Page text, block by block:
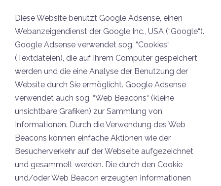
Diese Website benutzt Google Adsense, einen
Webanzeigendienst der Google Inc., USA (“Google“).
Google Adsense verwendet sog. “Cookies“
(Textdateien), die auf Ihrem Computer gespeichert
werden und die eine Analyse der Benutzung der
Website durch Sie ermöglicht. Google Adsense
verwendet auch sog. “Web Beacons“ (kleine
unsichtbare Grafiken) zur Sammlung von
Informationen. Durch die Verwendung des Web
Beacons können einfache Aktionen wie der
Besucherverkehr auf der Webseite aufgezeichnet
und gesammelt werden. Die durch den Cookie
und/oder Web Beacon erzeugten Informationen